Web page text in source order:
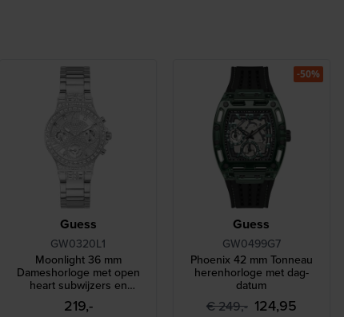
Guess
GW0320L1
Moonlight 36 mm
Dameshorloge met open
heart subwijzers en
kristallen
219,-
Guess
GW0499G7
Phoenix 42 mm Tonneau
herenhorloge met dag-
datum
€ 249,- 124,95
-50%